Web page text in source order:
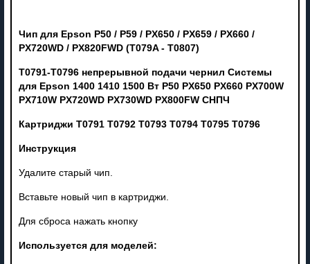
Чип для Epson P50 / P59 / PX650 / PX659 / PX660 /
PX720WD / PX820FWD (T079A - T0807)
T0791-T0796 непрерывной подачи чернил Системы
для Epson 1400 1410 1500 Вт P50 PX650 PX660 PX700W
PX710W PX720WD PX730WD PX800FW СНПЧ
Картриджи T0791 T0792 T0793 T0794 T0795 T0796
Инструкция
Удалите старый чип.
Вставьте новый чип в картриджи.
Для сброса нажать кнопку
Используется для моделей: